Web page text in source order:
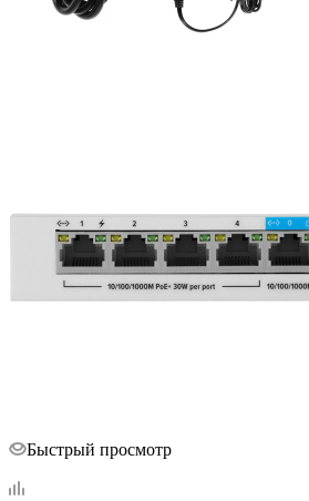
Быстрый просмотр